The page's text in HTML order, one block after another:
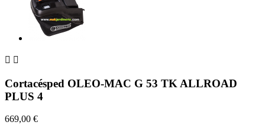
 
Cortacésped OLEO-MAC G 53 TK ALLROAD
PLUS 4
669,00 €